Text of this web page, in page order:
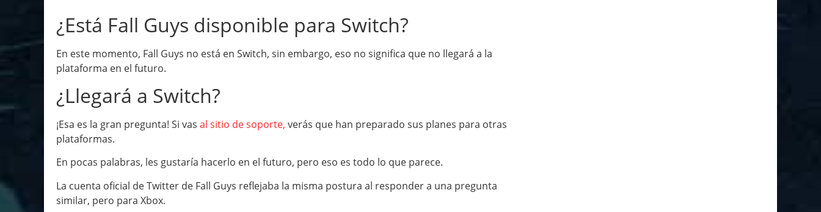
¿Está Fall Guys disponible para Switch?
En este momento, Fall Guys no está en Switch, sin embargo, eso no significa que no llegará a la
plataforma en el futuro.
¿Llegará a Switch?
¡Esa es la gran pregunta! Si vas al sitio de soporte, verás que han preparado sus planes para otras
plataformas.
En pocas palabras, les gustaría hacerlo en el futuro, pero eso es todo lo que parece.
La cuenta oficial de Twitter de Fall Guys reflejaba la misma postura al responder a una pregunta
similar, pero para Xbox.